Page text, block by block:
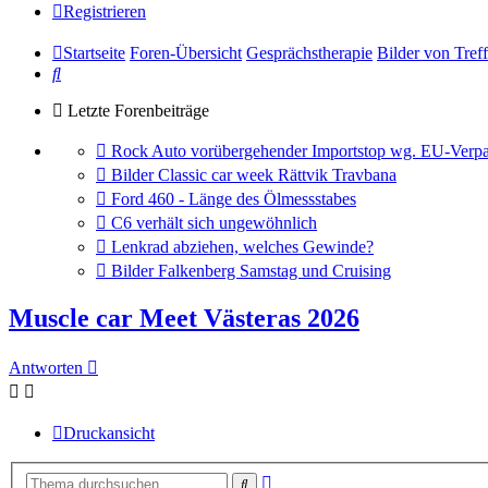
Registrieren
Startseite Foren-Übersicht Gesprächstherapie Bilder von
Suche
Letzte Forenbeiträge
Gehe
zum
letzten
Beitrag
Rock Auto vorübergehender Importstop wg. EU-
Gehe
zum
letzten
Beitrag
Bilder Classic car week Rättvik Travbana
Gehe
zum
letzten
Beitrag
Ford 460 - Länge des Ölmessstabes
Gehe
zum
letzten
Beitrag
C6 verhält sich ungewöhnlich
Gehe
zum
letzten
Lenkrad abziehen, welches Gewinde?
Gehe
letzten
Beitrag
Bilder Falkenberg Samstag und Cruising
Muscle car Meet Västeras 2026
Antworten
Druckansicht
Suche